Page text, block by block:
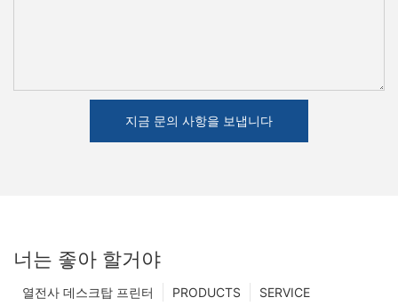
지금 문의 사항을 보냅니다
너는 좋아 할거야
SERVICE
PRODUCTS
열전사 데스크탑 프린터